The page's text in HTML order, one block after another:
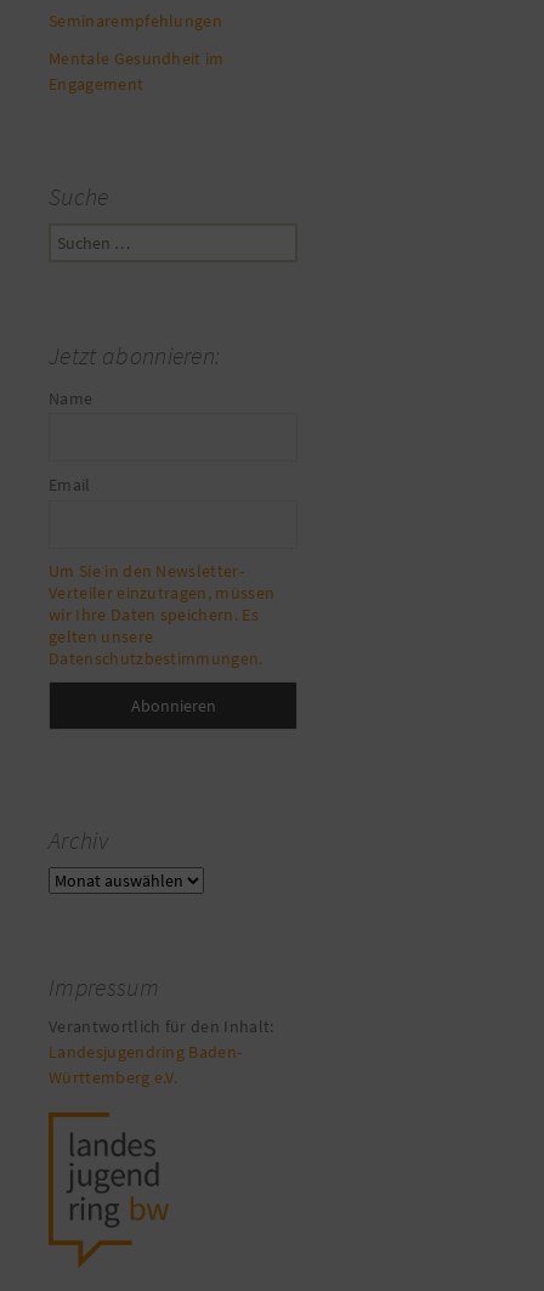
Seminarempfehlungen
Mentale Gesundheit im
Engagement
Suche
Suchen
Jetzt abonnieren:
Name
Email
Um Sie in den Newsletter-
Verteiler einzutragen, müssen
wir Ihre Daten speichern. Es
gelten unsere
Datenschutzbestimmungen.
Archiv
Archiv
Impressum
Verantwortlich für den Inhalt:
Landesjugendring Baden-
Württemberg e.V.